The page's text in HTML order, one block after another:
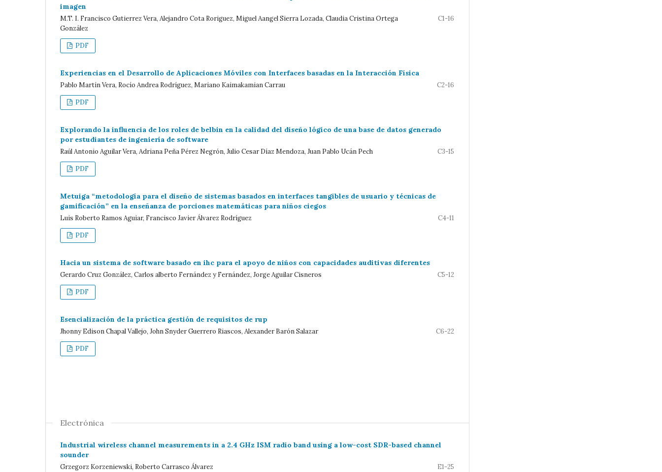
imagen
M.T. I. Francisco Gutierrez Vera, Alejandro Cota Roriguez, Miguel Aangel Sierra Lozada, Claudia Cristina Ortega
González
C1-16
PDF
Experiencias en el Desarrollo de Aplicaciones Móviles con Interfaces basadas en la Interacción Física
Pablo Martín Vera, Rocío Andrea Rodríguez, Mariano Kaimakamian Carrau C2-16
PDF
Explorando la influencia de los roles de belbin en la calidad del diseño lógico de una base de datos generado
por estudiantes de ingeniería de software
Raúl Antonio Aguilar Vera, Adriana Peña Pérez Negrón, Julio Cesar Díaz Mendoza, Juan Pablo Ucán Pech C3-15
PDF
Metuiga “metodología para el diseño de sistemas basados en interfaces tangibles de usuario y técnicas de
gamificación” en la enseñanza de porciones matemáticas para niños ciegos
Luis Roberto Ramos Aguiar, Francisco Javier Álvarez Rodríguez C4-11
PDF
Hacia un sistema de software basado en ihc para el apoyo de niños con capacidades auditivas diferentes
Gerardo Cruz González, Carlos alberto Fernández y Fernández, Jorge Aguilar Cisneros C5-12
PDF
Esencialización de la práctica gestión de requisitos de rup
Jhonny Edison Chapal Vallejo, John Snyder Guerrero Riascos, Alexander Barón Salazar C6-22
PDF
Electrónica
Industrial wireless channel measurements in a 2.4 GHz ISM radio band using a low-cost SDR-based channel
sounder
Grzegorz Korzeniewski, Roberto Carrasco Álvarez E1-25